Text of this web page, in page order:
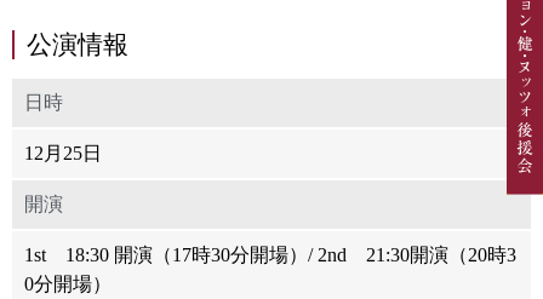
公演情報
日時
12月25日
開演
1st 18:30 開演（17時30分開場）/ 2nd 21:30開演（20時3
0分開場）